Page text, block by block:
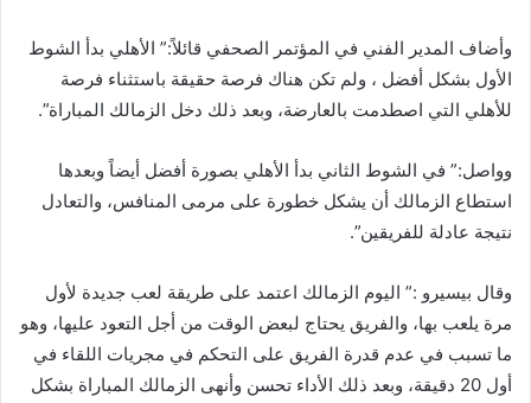
وأضاف المدير الفني في المؤتمر الصحفي قائلاً:” الأهلي بدأ الشوط
الأول بشكل أفضل ، ولم تكن هناك فرصة حقيقة باستثناء فرصة
للأهلي التي اصطدمت بالعارضة، وبعد ذلك دخل الزمالك المباراة”.
وواصل:” في الشوط الثاني بدأ الأهلي بصورة أفضل أيضاً وبعدها
استطاع الزمالك أن يشكل خطورة على مرمى المنافس، والتعادل
نتيجة عادلة للفريقين”.
وقال بيسيرو :” اليوم الزمالك اعتمد على طريقة لعب جديدة لأول
مرة يلعب بها، والفريق يحتاج لبعض الوقت من أجل التعود عليها، وهو
ما تسبب في عدم قدرة الفريق على التحكم في مجريات اللقاء في
أول 20 دقيقة، وبعد ذلك الأداء تحسن وأنهى الزمالك المباراة بشكل